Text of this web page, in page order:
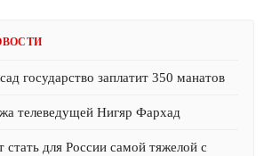
государство заплатит 350 манатов
телеведущей Нигяр Фархад
для России самой тяжелой с